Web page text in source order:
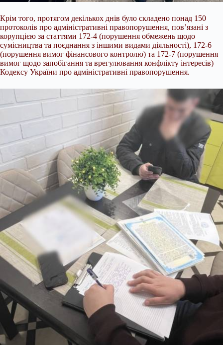
Крім того, протягом декількох днів було складено понад 150
протоколів про адміністративні правопорушення, пов’язані з
корупцією за статтями 172-4 (порушення обмежень щодо
сумісництва та поєднання з іншими видами діяльності), 172-6
(порушення вимог фінансового контролю) та 172-7 (порушення
вимог щодо запобігання та врегулювання конфлікту інтересів)
Кодексу України про адміністративні правопорушення.